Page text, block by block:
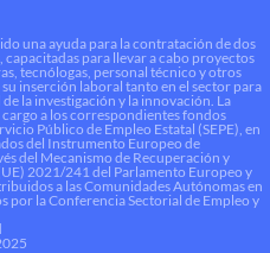
una ayuda para la contratación de dos
para llevar a cabo proyectos
tecnólogas, personal técnico y otros
inserción laboral tanto en el sector para
la investigación y la innovación. La
a los correspondientes fondos
Público de Empleo Estatal (SEPE), en
del Instrumento Europeo de
del Mecanismo de Recuperación y
2021/241 del Parlamento Europeo y
a las Comunidades Autónomas en
la Conferencia Sectorial de Empleo y